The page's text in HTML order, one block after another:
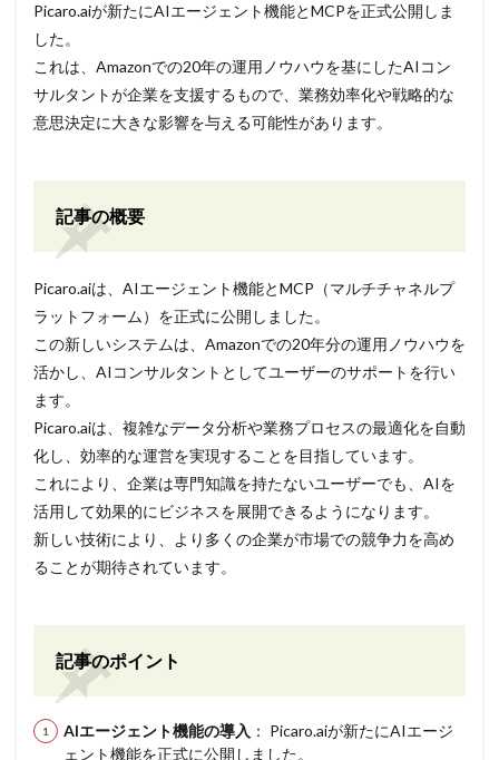
Picaro.aiが新たにAIエージェント機能とMCPを正式公開しま
した。
これは、Amazonでの20年の運用ノウハウを基にしたAIコン
サルタントが企業を支援するもので、業務効率化や戦略的な
意思決定に大きな影響を与える可能性があります。
記事の概要
Picaro.aiは、AIエージェント機能とMCP（マルチチャネルプ
ラットフォーム）を正式に公開しました。
この新しいシステムは、Amazonでの20年分の運用ノウハウを
活かし、AIコンサルタントとしてユーザーのサポートを行い
ます。
Picaro.aiは、複雑なデータ分析や業務プロセスの最適化を自動
化し、効率的な運営を実現することを目指しています。
これにより、企業は専門知識を持たないユーザーでも、AIを
活用して効果的にビジネスを展開できるようになります。
新しい技術により、より多くの企業が市場での競争力を高め
ることが期待されています。
記事のポイント
AIエージェント機能の導入 ： Picaro.aiが新たにAIエージ
ェント機能を正式に公開しました。